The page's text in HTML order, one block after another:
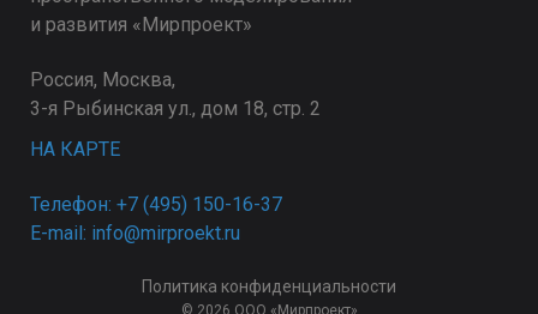
и развития «Мирпроект»
Россия, Москва,
3-я Рыбинская ул., дом 18, стр. 2
НА КАРТЕ
Телефон: +7 (495) 150-16-37
E-mail: info@mirproekt.ru
Политика конфиденциальности
© 2026 ООО «Мирпроект»